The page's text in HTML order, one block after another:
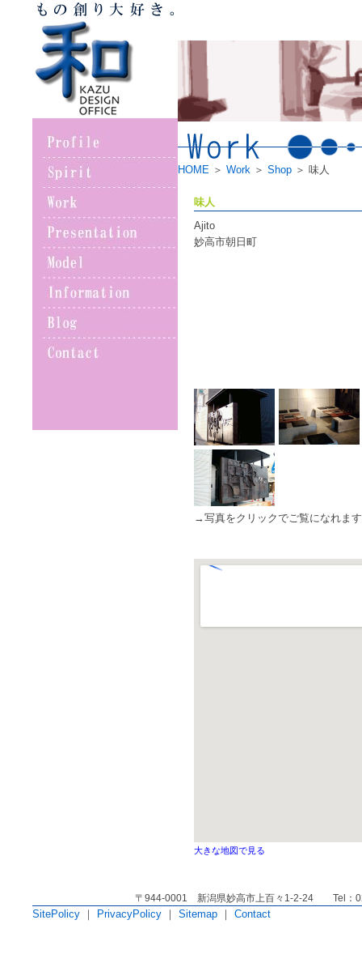
HOME ＞ Work ＞ Shop ＞ 味人
味人
Ajito
妙高市朝日町
→写真をクリックでご覧になれま
大きな地図で見る
〒944-0001 新潟県妙高市上百々1-2-24 Tel
SitePolicy ｜ PrivacyPolicy ｜ Sitemap ｜ Contact